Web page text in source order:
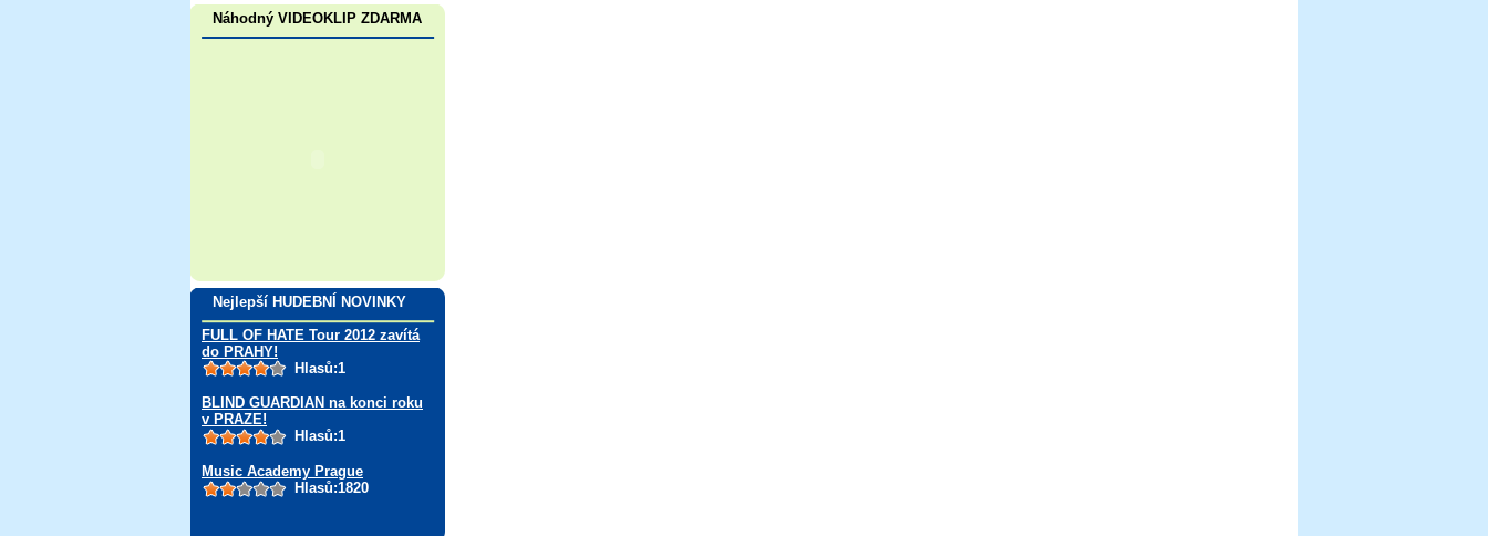
Náhodný VIDEOKLIP ZDARMA
Nejlepší HUDEBNÍ NOVINKY
FULL OF HATE Tour 2012 zavítá
do PRAHY!
Hlasů:1
BLIND GUARDIAN na konci roku
v PRAZE!
Hlasů:1
Music Academy Prague
Hlasů:1820